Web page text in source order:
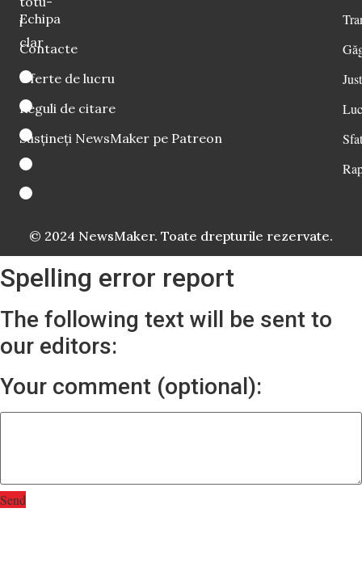
i
clar
Echipa
Contacte
Oferte de lucru
Reguli de citare
Susțineți NewsMaker pe Patreon
© 2024 NewsMaker. Toate drepturile rezervate.
Spelling error report
The following text will be sent to
our editors:
Your comment (optional):
Send